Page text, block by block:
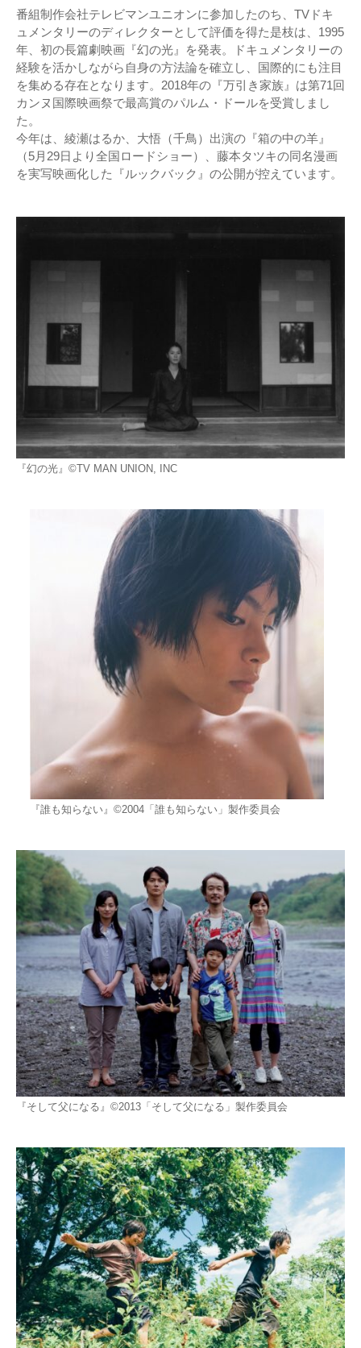
番組制作会社テレビマンユニオンに参加したのち、TVドキ
ュメンタリーのディレクターとして評価を得た是枝は、1995
年、初の長篇劇映画『幻の光』を発表。ドキュメンタリーの
経験を活かしながら自身の方法論を確立し、国際的にも注目
を集める存在となります。2018年の『万引き家族』は第71回
カンヌ国際映画祭で最高賞のパルム・ドールを受賞しまし
た。
今年は、綾瀬はるか、大悟（千鳥）出演の『箱の中の羊』
（5月29日より全国ロードショー）、藤本タツキの同名漫画
を実写映画化した『ルックバック』の公開が控えています。
『幻の光』©TV MAN UNION, INC
『誰も知らない』©︎2004「誰も知らない」製作委員会
『そして父になる』©2013「そして父になる」製作委員会